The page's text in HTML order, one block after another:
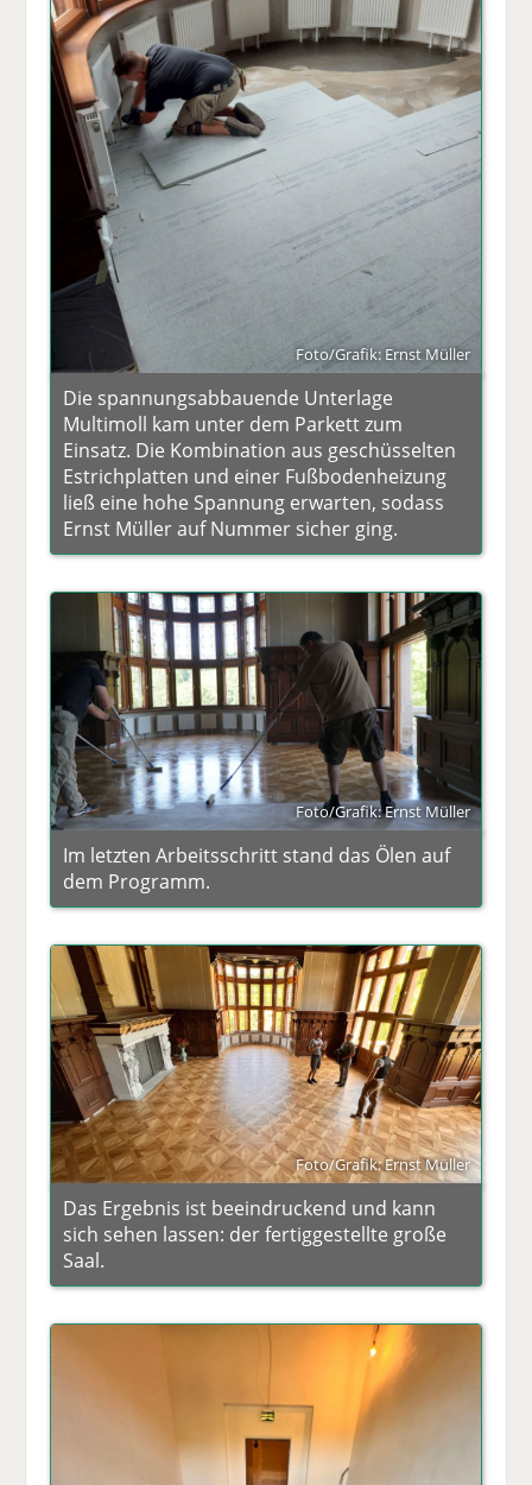
Foto/Grafik: Ernst Müller
Die spannungsabbauende Unterlage
Multimoll kam unter dem Parkett zum
Einsatz. Die Kombination aus geschüsselten
Estrichplatten und einer Fußbodenheizung
ließ eine hohe Spannung erwarten, sodass
Ernst Müller auf Nummer sicher ging.
Foto/Grafik: Ernst Müller
Im letzten Arbeitsschritt stand das Ölen auf
dem Programm.
Foto/Grafik: Ernst Müller
Das Ergebnis ist beeindruckend und kann
sich sehen lassen: der fertiggestellte große
Saal.